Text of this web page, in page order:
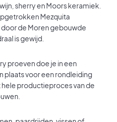
sherry en Moors keramiek.
Mezquita
door de Moren gebouwde
is gewijd.
proeven doe je in een
plaats voor een rondleiding
productieproces van de